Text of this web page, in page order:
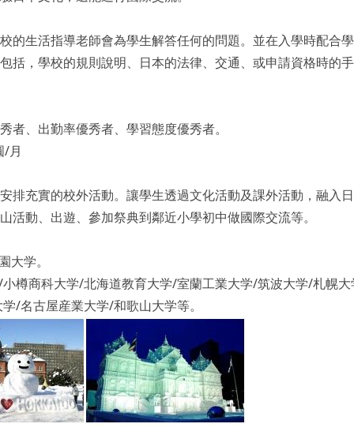
的生活指導老師會為學生解答任何的問題。並在入學時配合
括，學校的規則說明、日本的法律、交通、或申請資格時的
、出勤率優秀者、學習態度優秀者。
/月
排充實的校外活動。讓學生透過文化活動及課外活動，融入
動、出遊、參加祭典到鄰近小學初中做國際交流等。
学。
商科大学/北海道教育大学/室蘭工業大学/筑波大学/札幌大
/名古屋産業大学/和歌山大学等。